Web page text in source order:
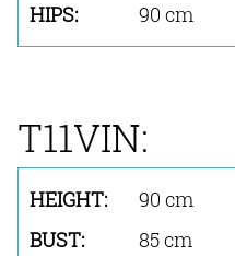
90 cm
T11VIN:
90 cm
85 cm